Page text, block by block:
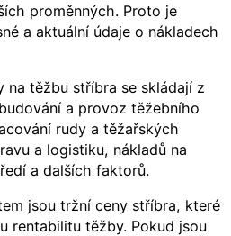
proměnných. Proto je
a aktuální údaje o nákladech
na těžbu stříbra se skládají z
a provoz těžebního
rudy a těžařských
a logistiku, nákladů na
a dalších faktorů.
jsou tržní ceny stříbra, které
rentabilitu těžby. Pokud jsou